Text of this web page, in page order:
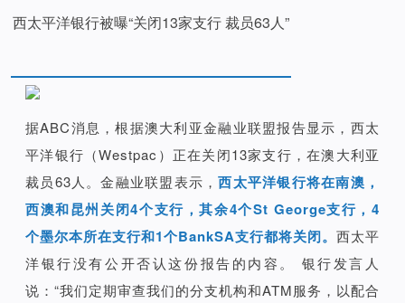
西太平洋银行被曝“关闭13家支行 裁员63人”
据ABC消息，根据澳大利亚金融业联盟报告显示，西太
平洋银行（Westpac）正在关闭13家支行，在澳大利亚
裁员63人。金融业联盟表示，西太平洋银行将在南澳，
西澳和昆州关闭4个支行，其余4个St George支行，4
个墨尔本所在支行和1个BankSA支行都将关闭。 西太平
洋银行没有公开否认这份报告的内容。 银行发言人
说：“我们定期审查我们的分支机构和ATM服务，以配合